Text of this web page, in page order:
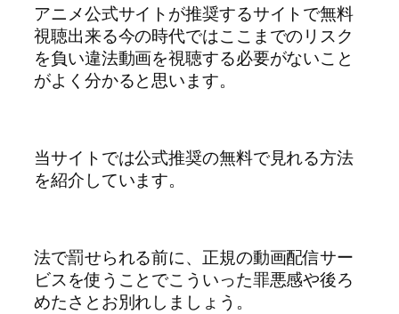
アニメ公式サイトが推奨するサイトで無料
視聴出来る今の時代ではここまでのリスク
を負い違法動画を視聴する必要がないこと
がよく分かると思います。
当サイトでは公式推奨の無料で見れる方法
を紹介しています。
法で罰せられる前に、正規の動画配信サー
ビスを使うことでこういった罪悪感や後ろ
めたさとお別れしましょう。